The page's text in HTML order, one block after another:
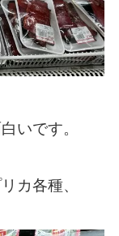
いです。
カ各種、